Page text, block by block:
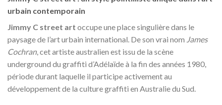
urbain contemporain
Jimmy C street art occupe une place singulière dans le
paysage de l’art urbain international. De son vrai nom James
Cochran, cet artiste australien est issu de la scène
underground du graffiti d’Adélaïde à la fin des années 1980,
période durant laquelle il participe activement au
développement de la culture graffiti en Australie du Sud.